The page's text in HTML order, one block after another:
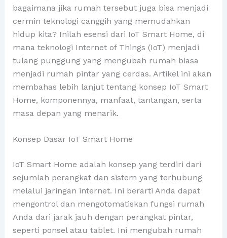
bagaimana jika rumah tersebut juga bisa menjadi
cermin teknologi canggih yang memudahkan
hidup kita? Inilah esensi dari IoT Smart Home, di
mana teknologi Internet of Things (IoT) menjadi
tulang punggung yang mengubah rumah biasa
menjadi rumah pintar yang cerdas. Artikel ini akan
membahas lebih lanjut tentang konsep IoT Smart
Home, komponennya, manfaat, tantangan, serta
masa depan yang menarik.
Konsep Dasar IoT Smart Home
IoT Smart Home adalah konsep yang terdiri dari
sejumlah perangkat dan sistem yang terhubung
melalui jaringan internet. Ini berarti Anda dapat
mengontrol dan mengotomatiskan fungsi rumah
Anda dari jarak jauh dengan perangkat pintar,
seperti ponsel atau tablet. Ini mengubah rumah